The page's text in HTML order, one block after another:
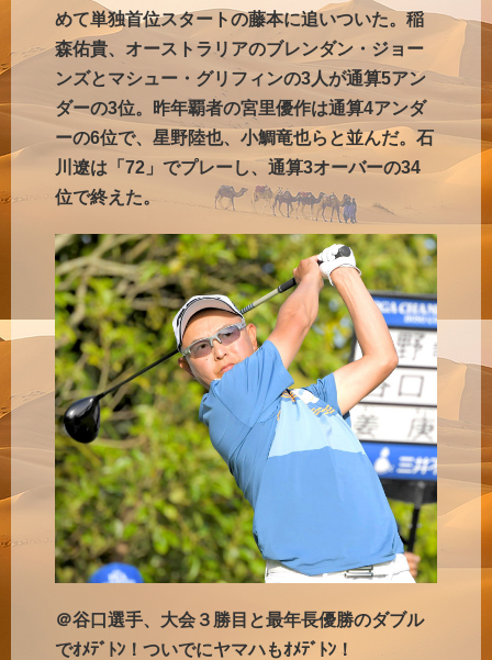
めて単独首位スタートの藤本に追いついた。稲
森佑貴、オーストラリアのブレンダン・ジョー
ンズとマシュー・グリフィンの3人が通算5アン
ダーの3位。昨年覇者の宮里優作は通算4アンダ
ーの6位で、星野陸也、小鯛竜也らと並んだ。石
川遼は「72」でプレーし、通算3オーバーの34
位で終えた。
＠谷口選手、大会３勝目と最年長優勝のダブル
でｵﾒﾃﾞﾄﾝ！ついでにヤマハもｵﾒﾃﾞﾄﾝ！